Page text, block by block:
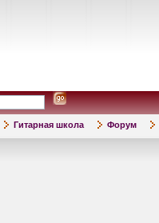
Гитарная школа Форум